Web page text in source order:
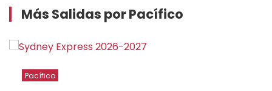
Más Salidas por Pacífico
Pacífico